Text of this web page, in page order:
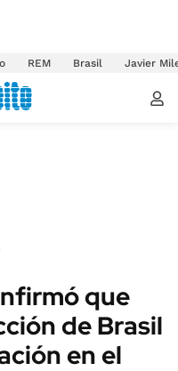
REM Brasil Javier
que
de Brasil
en el